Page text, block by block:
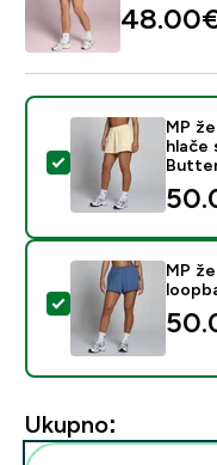
Odaberi ovaj
MP
hlače
Odaberi ovaj
MP
Ukupno: